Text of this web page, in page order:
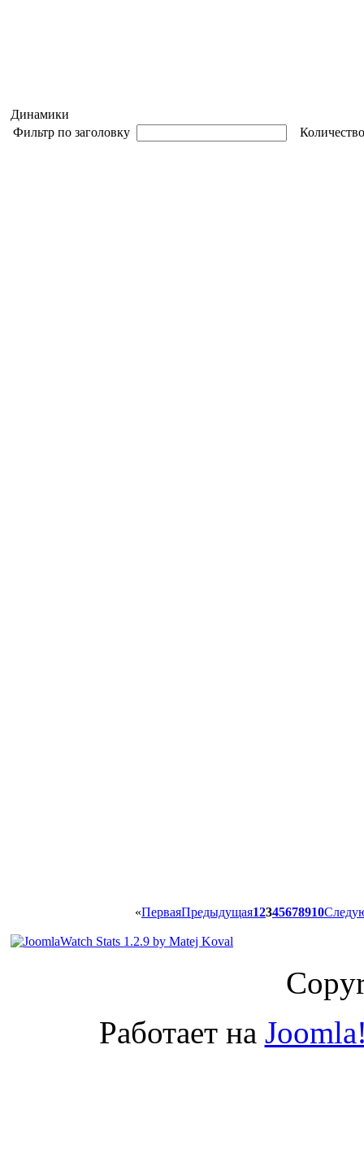
Динамики
Фильтр по заголовку
«ПерваяПредыдущая12345678910
Работает на